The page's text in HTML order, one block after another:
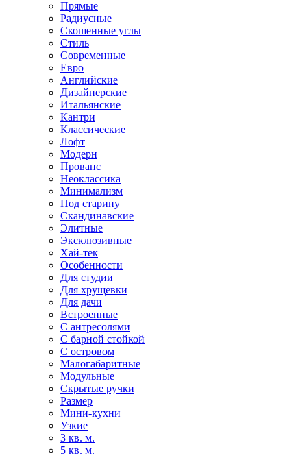
Прямые
Радиусные
Скошенные углы
Стиль
Современные
Евро
Английские
Дизайнерские
Итальянские
Кантри
Классические
Лофт
Модерн
Прованс
Неоклассика
Минимализм
Под старину
Скандинавские
Элитные
Эксклюзивные
Хай-тек
Особенности
Для студии
Для хрущевки
Для дачи
Встроенные
С антресолями
С барной стойкой
С островом
Малогабаритные
Модульные
Скрытые ручки
Размер
Мини-кухни
Узкие
3 кв. м.
5 кв. м.